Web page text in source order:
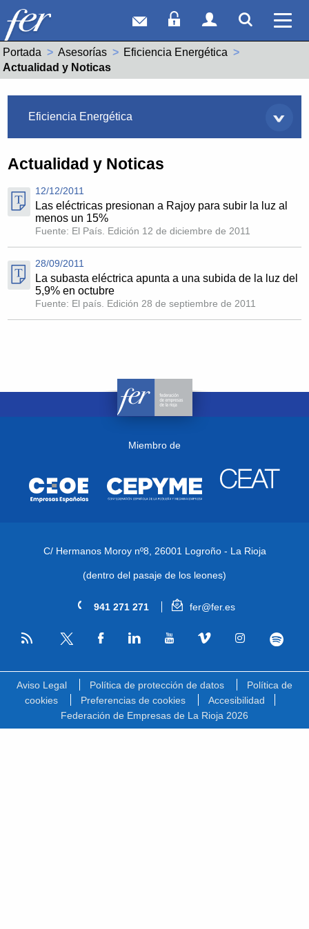
Correo webAcceso Socios
Acceso
Portada Asesorías
Eficiencia Energética
Actual:
Actualidad y Noticas
Eficiencia Energética
Actualidad y Noticas
12/12/2011
Las eléctricas presionan a Rajoy para subir la luz al
menos un 15%
Fuente: El País. Edición 12 de diciembre de 2011
28/09/2011
La subasta eléctrica apunta a una subida de la luz del
5,9% en octubre
Fuente: El país. Edición 28 de septiembre de 2011
Miembro de
C/ Hermanos Moroy nº8, 26001 Logroño - La Rioja
(dentro del pasaje de los leones)
941 271 271 fer@fer.es
RSS
Aviso Legal Política de protección de datos
Política de
cookies
Preferencias de cookies
Accesibilidad
Federación de Empresas de La Rioja 2026